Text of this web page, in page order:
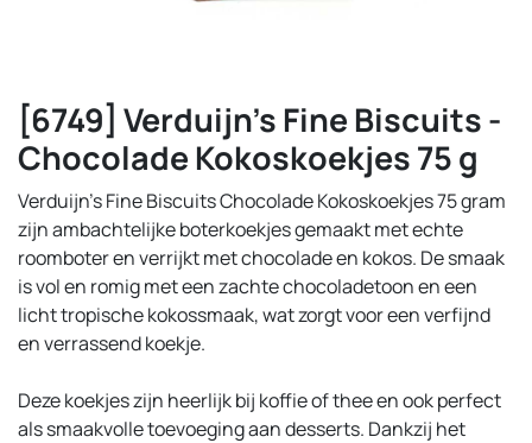
[6749] Verduijn's Fine Biscuits -
Chocolade Kokoskoekjes 75 g
Verduijn’s Fine Biscuits Chocolade Kokoskoekjes 75 gram
zijn ambachtelijke boterkoekjes gemaakt met echte
roomboter en verrijkt met chocolade en kokos. De smaak
is vol en romig met een zachte chocoladetoon en een
licht tropische kokossmaak, wat zorgt voor een verfijnd
en verrassend koekje.
Deze koekjes zijn heerlijk bij koffie of thee en ook perfect
als smaakvolle toevoeging aan desserts. Dankzij het